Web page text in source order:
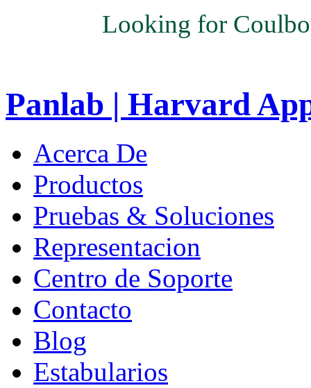
Looking for
Panlab | Harvard
Acerca De
Productos
Pruebas & Soluciones
Representacion
Centro de Soporte
Contacto
Blog
Estabularios